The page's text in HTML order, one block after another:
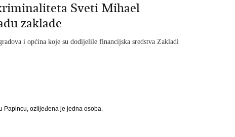
Sveti Mihael
zaklade
i općina koje su dodijelile financijska sredstva Zakladi
Papincu, ozlijeđena je jedna osoba.